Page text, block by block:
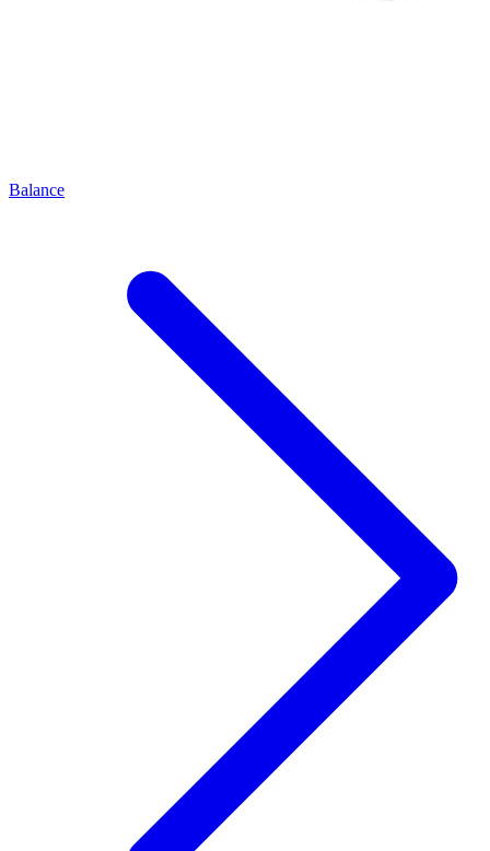
Balance